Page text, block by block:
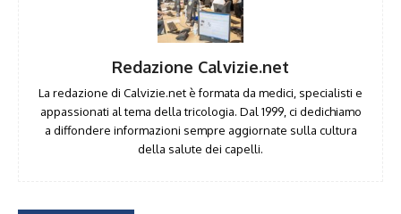
Redazione Calvizie.net
La redazione di Calvizie.net è formata da medici, specialisti e
appassionati al tema della tricologia. Dal 1999, ci dedichiamo
a diffondere informazioni sempre aggiornate sulla cultura
della salute dei capelli.